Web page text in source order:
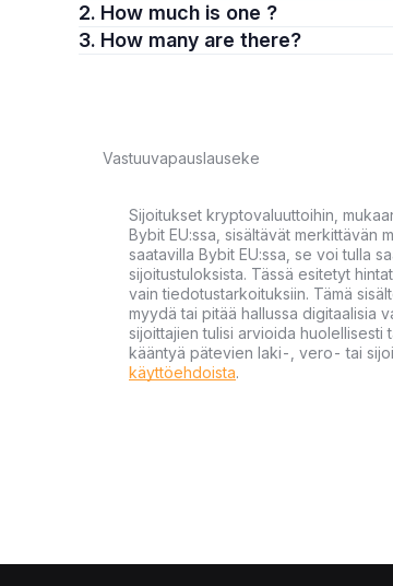
2. How much is one ?
3. How many are there?
Vastuuvapauslauseke
Sijoitukset kryptovaluuttoihin,
Bybit EU:ssa, sisältävät merkittävän
saatavilla Bybit EU:ssa, se voi tulla
sijoitustuloksista. Tässä esitetyt
vain tiedotustarkoituksiin. Tämä
myydä tai pitää hallussa digitaalisia
sijoittajien tulisi arvioida
kääntyä pätevien laki-, vero- tai
käyttöehdoista.